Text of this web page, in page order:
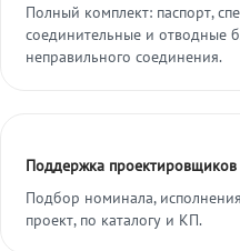
Полный комплект: паспорт,
соединительные и отводные
неправильного соединения.
Поддержка проектировщиков
Подбор номинала,
проект, по каталогу и КП.